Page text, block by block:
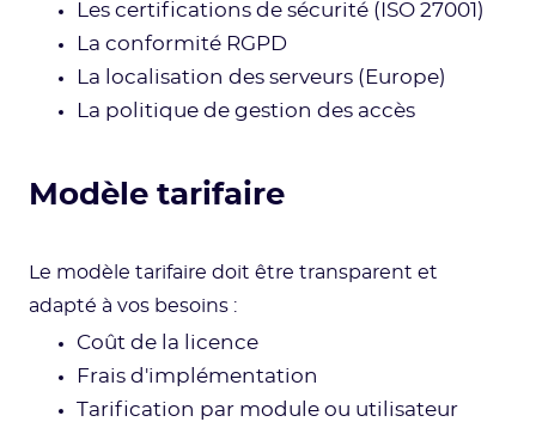
Les certifications de sécurité (ISO 27001)
La conformité RGPD
La localisation des serveurs (Europe)
La politique de gestion des accès
Modèle tarifaire
Le modèle tarifaire doit être transparent et
adapté à vos besoins :
Coût de la licence
Frais d'implémentation
Tarification par module ou utilisateur